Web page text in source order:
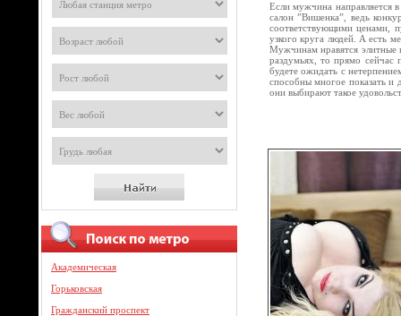
Академическая
Горьковская
Гражданский проспект
Если мужчина направляется
салон ”Вишенка”, ведь
соответствующими ценами,
узкого круга людей. А есть
Мужчинам нравятся элитные
раздумьях, то прямо сейчас
будете ожидать с
способны многое показать и
они выбирают такое